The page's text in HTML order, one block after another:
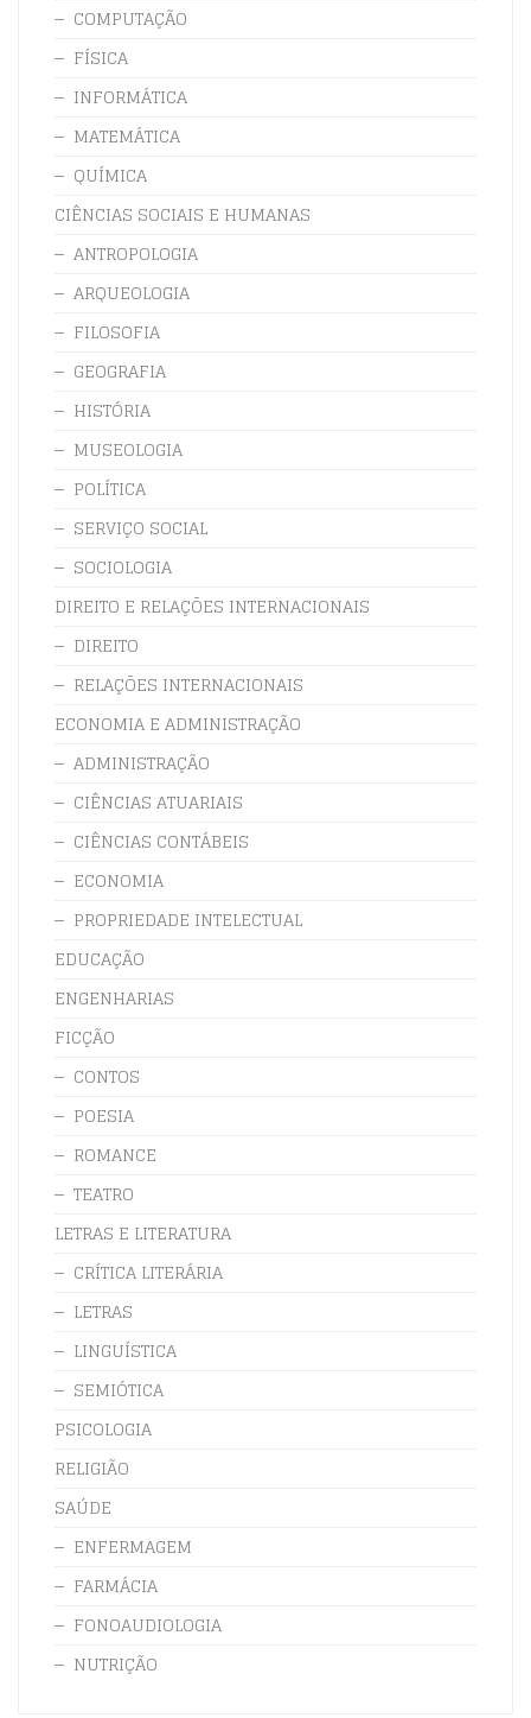
COMPUTAÇÃO
FÍSICA
INFORMÁTICA
MATEMÁTICA
QUÍMICA
CIÊNCIAS SOCIAIS E HUMANAS
ANTROPOLOGIA
ARQUEOLOGIA
FILOSOFIA
GEOGRAFIA
HISTÓRIA
MUSEOLOGIA
POLÍTICA
SERVIÇO SOCIAL
SOCIOLOGIA
DIREITO E RELAÇÕES INTERNACIONAIS
DIREITO
RELAÇÕES INTERNACIONAIS
ECONOMIA E ADMINISTRAÇÃO
ADMINISTRAÇÃO
CIÊNCIAS ATUARIAIS
CIÊNCIAS CONTÁBEIS
ECONOMIA
PROPRIEDADE INTELECTUAL
EDUCAÇÃO
ENGENHARIAS
FICÇÃO
CONTOS
POESIA
ROMANCE
TEATRO
LETRAS E LITERATURA
CRÍTICA LITERÁRIA
LETRAS
LINGUÍSTICA
SEMIÓTICA
PSICOLOGIA
RELIGIÃO
SAÚDE
ENFERMAGEM
FARMÁCIA
FONOAUDIOLOGIA
NUTRIÇÃO